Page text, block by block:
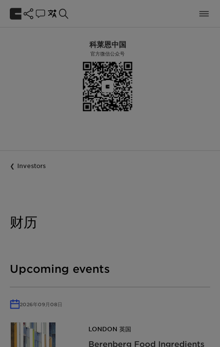
科莱恩中国
官方微信公众号
Investors
财历
Upcoming events
2026年09月08日
LONDON 英国
Berenberg Food Ingredients